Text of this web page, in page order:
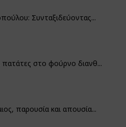
Συνταξιδεύοντας...
πατάτες στο φούρνο διανθ...
παρουσία και απουσία...